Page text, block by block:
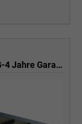
Selection 2,0 TDI 150 PS DSG-4 Jahre Garantie-PDC vorne und hinten-Sitzheizung-Smart Link